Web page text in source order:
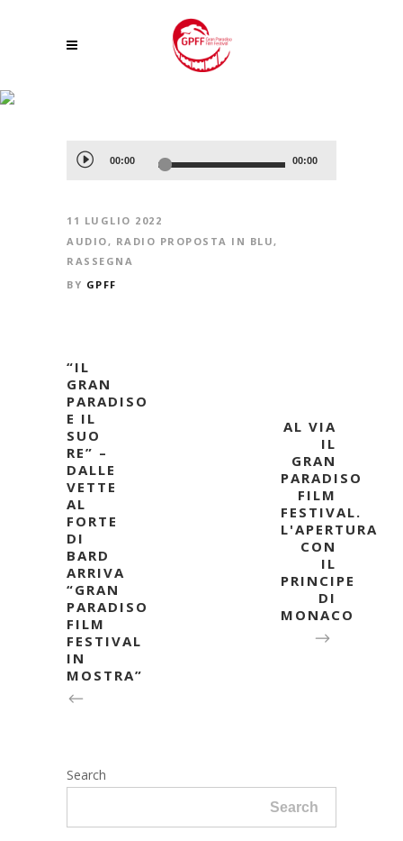
Audio
Player
00:00 00:00
11 LUGLIO 2022
AUDIO, RADIO PROPOSTA IN BLU,
RASSEGNA
BY GPFF
“IL
GRAN
PARADISO
E IL
SUO
RE” –
DALLE
VETTE
AL
FORTE
DI
BARD
ARRIVA
“GRAN
PARADISO
FILM
FESTIVAL
IN
MOSTRA”
AL VIA
IL
GRAN
PARADISO
FILM
FESTIVAL.
L'APERTURA
CON
IL
PRINCIPE
DI
MONACO
Search
Search